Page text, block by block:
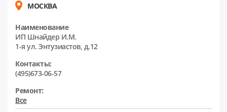
МОСКВА
Наименование
ИП Шнайдер И.М.
1-я ул. Энтузиастов, д.12
Контакты:
(495)673-06-57
Ремонт:
Все